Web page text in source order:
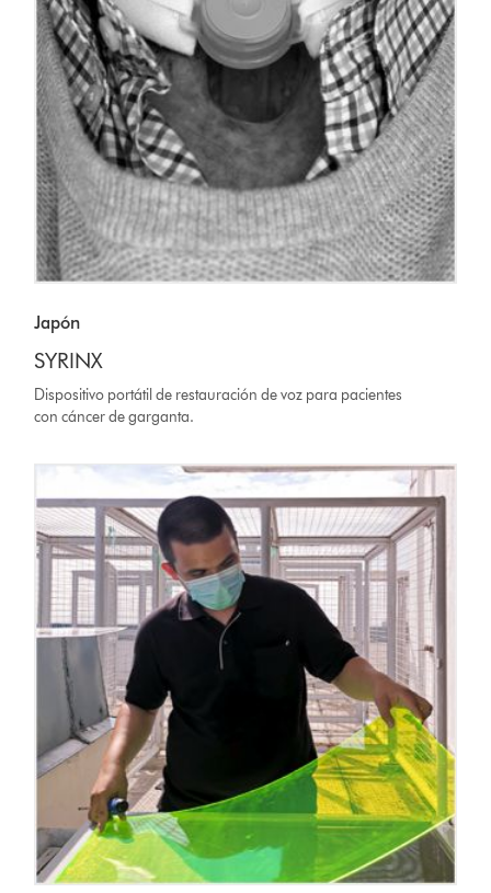
Japón
SYRINX
Dispositivo portátil de restauración de voz para pacientes
con cáncer de garganta.